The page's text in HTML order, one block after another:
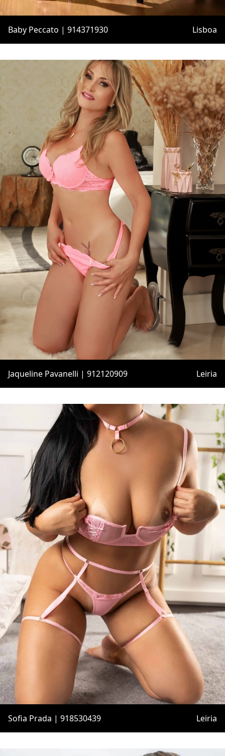
Baby Peccato | 914371930 Lisboa
Jaqueline Pavanelli | 912120909 Leiria
Sofia Prada | 918530439 Leiria